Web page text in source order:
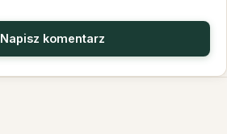
Napisz komentarz